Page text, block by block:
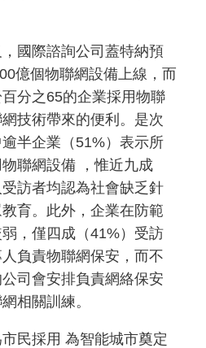
國際諮詢公司蓋特納預
億個物聯網設備上線，而
分之65的企業採用物聯
技術帶來的便利。是次
逾半企業（51%）表示所
聯網設備 ，惟近九成
受訪者均認為社會缺乏針
育。此外，企業在防範
，僅四成（41%）受訪
負責物聯網保安，而不
司會安排負責網絡保安
相關訓練。
民採用 為智能城市奠定